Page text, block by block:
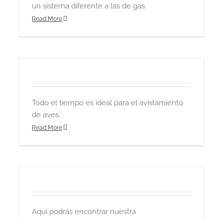
un sistema diferente a las de gas.
Read More
Todo el tiempo es ideal para el avistamiento
de aves.
Read More
Aquí podrás encontrar nuestra